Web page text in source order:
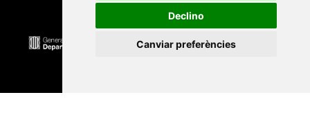
Declino
Canviar preferències